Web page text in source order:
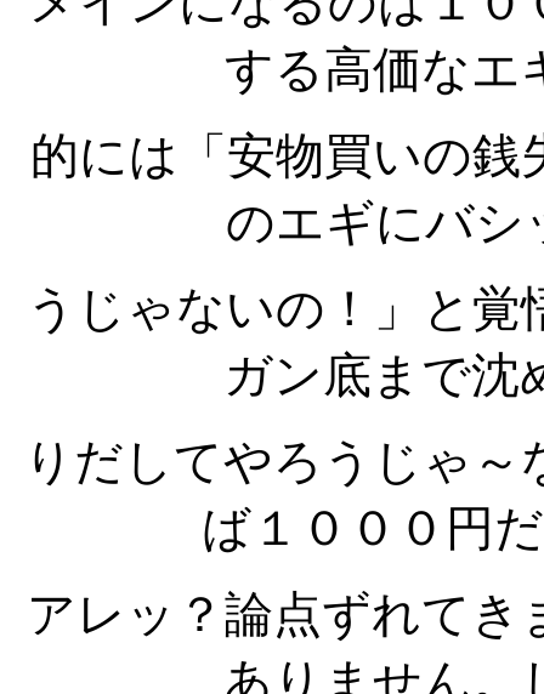
する高価なエ
的には「安物買いの
のエギにバシ
うじゃないの！」と
ガン底まで沈
りだしてやろうじゃ
ば１０００円
アレッ？論点ずれて
ありません。